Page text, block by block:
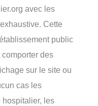
avec les
Cette
public
des
sur le site ou
cas les
hospitalier, les